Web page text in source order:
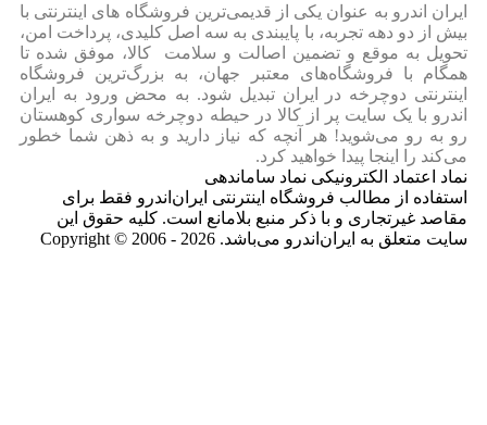
ایران‌ اندرو به عنوان یکی از قدیمی‌ترین فروشگاه های اینترنتی با
بیش از دو دهه تجربه، با پایبندی به سه اصل کلیدی، پرداخت امن،
تحویل به موقع و تضمین اصالت و سلامت کالا، موفق شده تا
همگام با فروشگاه‌های معتبر جهان، به بزرگ‌ترین فروشگاه
اینترنتی دوچرخه در ایران تبدیل شود. به محض ورود به ایران‌
اندرو با یک سایت پر از کالا در حیطه دوچرخه سواری کوهستان
رو به رو می‌شوید! هر آنچه که نیاز دارید و به ذهن شما خطور
می‌کند را اینجا پیدا خواهید کرد.
نماد اعتماد الکترونیکی نماد ساماندهی
استفاده از مطالب فروشگاه اینترنتی ایران‌اندرو فقط برای
مقاصد غیرتجاری و با ذکر منبع بلامانع است. کلیه حقوق این
سایت متعلق به ایران‌اندرو می‌باشد. Copyright © 2006 - 2026